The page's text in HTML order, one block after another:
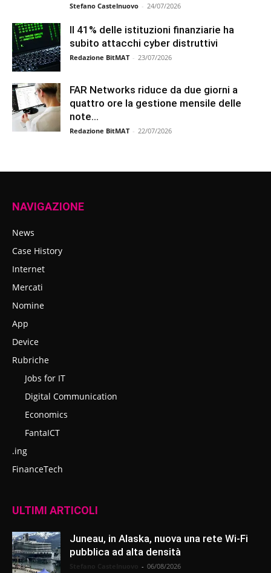
Stefano Castelnuovo - 24/07/2026
Il 41% delle istituzioni finanziarie ha
subito attacchi cyber distruttivi
Redazione BitMAT - 23/07/2026
FAR Networks riduce da due giorni a
quattro ore la gestione mensile delle
note...
Redazione BitMAT - 22/07/2026
NAVIGAZIONE
News
Case History
Internet
Mercati
Nomine
App
Device
Rubriche
Jobs for IT
Digital Communication
Economics
FantaICT
.ing
FinanceTech
ULTIMI ARTICOLI
Juneau, in Alaska, nuova una rete Wi-Fi
pubblica ad alta densità
- 06/08/2026